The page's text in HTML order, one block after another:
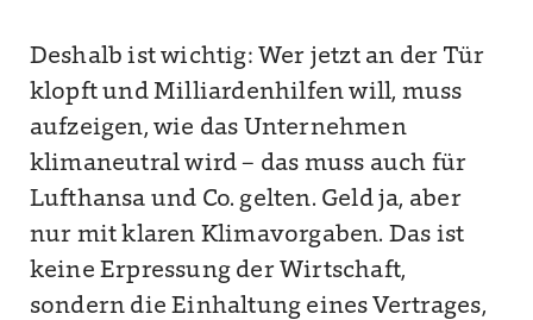
Deshalb ist wichtig: Wer jetzt an der Tür
klopft und Milliardenhilfen will, muss
aufzeigen, wie das Unternehmen
klimaneutral wird – das muss auch für
Lufthansa und Co. gelten. Geld ja, aber
nur mit klaren Klimavorgaben. Das ist
keine Erpressung der Wirtschaft,
sondern die Einhaltung eines Vertrages,